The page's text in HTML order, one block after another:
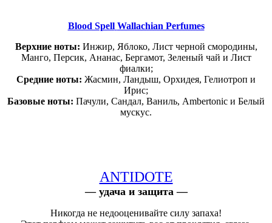
Blood Spell Wallachian Perfumes
Верхние ноты: Инжир, Яблоко, Лист черной смородины,
Манго, Персик, Ананас, Бергамот, Зеленый чай и Лист
фиалки;
Средние ноты: Жасмин, Ландыш, Орхидея, Гелиотроп и
Ирис;
Базовые ноты: Пачули, Сандал, Ваниль, Ambertonic и Белый
мускус.
ANTIDOTE
— удача и защита —
Никогда не недооценивайте силу запаха!